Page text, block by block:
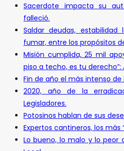
Sacerdote impacta su
falleció.
Saldar deudas,
fumar, entre los propósitos
Misión cumplida, 25 mil
piso a techo, es tu derecho”:
Fin de año el más intenso
2020, año de la
Legisladores.
Potosinos hablan de sus
Expertos cantineros, los más
Lo bueno, lo malo y lo peor